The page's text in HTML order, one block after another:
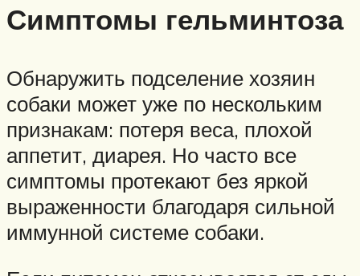
Симптомы гельминтоза
Обнаружить подселение хозяин
собаки может уже по нескольким
признакам: потеря веса, плохой
аппетит, диарея. Но часто все
симптомы протекают без яркой
выраженности благодаря сильной
иммунной системе собаки.